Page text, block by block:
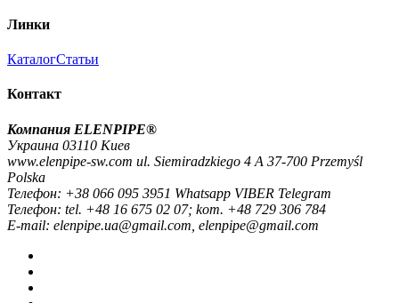
Линки
КаталогСтатьи
Контакт
Компания ELENPIPE®
Украина 03110 Киев
www.elenpipe-sw.com ul. Siemiradzkiego 4 A 37-700 Przemyśl
Polska
Телефон: +38 066 095 3951 Whatsapp VIBER Telegram
Телефон: tel. +48 16 675 02 07; kom. +48 729 306 784
E-mail: elenpipe.ua@gmail.com, elenpipe@gmail.com